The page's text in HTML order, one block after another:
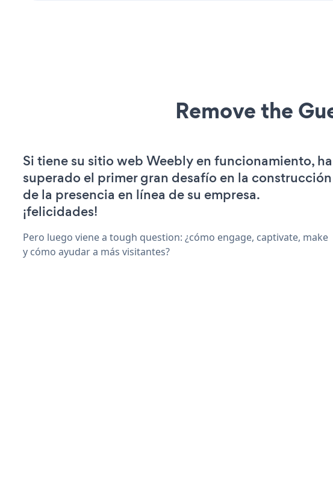
Remove the
Si tiene su sitio web Weebly en funcionamiento, ha
superado el primer gran desafío en la construcción
de la presencia en línea de su empresa.
¡felicidades!
Pero luego viene a tough question: ¿cómo engage, captivate, make
y cómo ayudar a más visitantes?